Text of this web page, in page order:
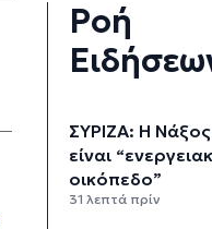
Ροή
ΣΥΡΙΖΑ: Η
είναι
οικόπεδο”
31 λεπτά πρίν